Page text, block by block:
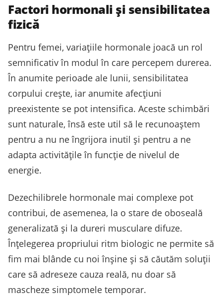
Factori hormonali și sensibilitatea
fizică
Pentru femei, variațiile hormonale joacă un rol
semnificativ în modul în care percepem durerea.
În anumite perioade ale lunii, sensibilitatea
corpului crește, iar anumite afecțiuni
preexistente se pot intensifica. Aceste schimbări
sunt naturale, însă este util să le recunoaștem
pentru a nu ne îngrijora inutil și pentru a ne
adapta activitățile în funcție de nivelul de
energie.
Dezechilibrele hormonale mai complexe pot
contribui, de asemenea, la o stare de oboseală
generalizată și la dureri musculare difuze.
Înțelegerea propriului ritm biologic ne permite să
fim mai blânde cu noi înșine și să căutăm soluții
care să adreseze cauza reală, nu doar să
mascheze simptomele temporar.